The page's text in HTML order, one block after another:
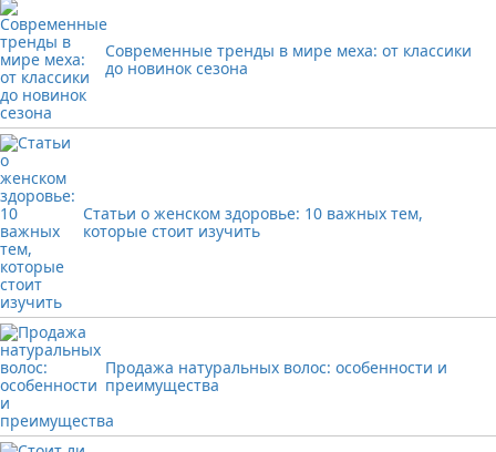
Современные тренды в мире меха: от классики
до новинок сезона
Статьи о женском здоровье: 10 важных тем,
которые стоит изучить
Продажа натуральных волос: особенности и
преимущества